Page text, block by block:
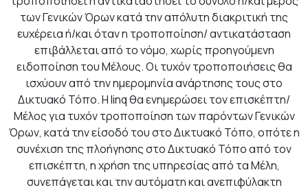
των Γενικών Όρων κατά την απόλυτη διακριτική της
ευχέρεια ή/και όταν η τροποποίηση/ αντικατάσταση
επιβάλλεται από το νόμο, χωρίς προηγούμενη
ειδοποίηση του Μέλους. Οι τυχόν τροποποιήσεις θα
ισχύουν από την ημερομηνία ανάρτησης τους στο
Δικτυακό Τόπο. Η linq θα ενημερώσει τον επισκέπτη/
Μέλος για τυχόν τροποποίηση των παρόντων Γενικών
Όρων, κατά την είσοδό του στο Δικτυακό Τόπο, οπότε η
συνέχιση της πλοήγησης στο Δικτυακό Τόπο από τον
επισκέπτη, η χρήση της υπηρεσίας από τα Μέλη,
συνεπάγεται και την αυτόματη και ανεπιφύλακτη